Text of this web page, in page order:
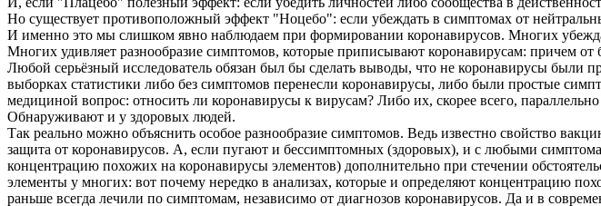
Но существует противоположный эффект "Ноцебо": если убеждать в симптомах от
И именно это мы слишком явно наблюдаем при формировании коронавирусов. Многих
Многих удивляет разнообразие симптомов, которые приписывают коронавирусам: причем
Любой серьёзный исследователь обязан был бы сделать выводы, что не коронавирусы
выборках статистики либо без симптомов перенесли коронавирусы, либо были простые
медициной вопрос: относить ли коронавирусы к вирусам? Либо их, скорее всего,
Обнаруживают и у здоровых людей.
Так реально можно объяснить особое разнообразие симптомов. Ведь известно свойство
защита от коронавирусов. А, если пугают и бессимптомных (здоровых), и с любыми
концентрацию похожих на коронавирусы элементов) дополнительно при стечении
элементы у многих: вот почему нередко в анализах, которые и определяют концентрацию
раньше всегда лечили по симптомам, независимо от диагнозов коронавирусов. Да и в